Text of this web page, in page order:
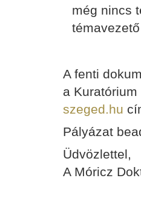
még nincs
A fenti
a
szeged.hu
Pályázat
Üdvözlettel,
A Móricz